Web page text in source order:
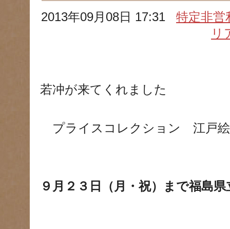
2013年09月08日 17:31特定非
リ
若冲が来てくれました
プライスコレクション 江戸絵
９月２３日（月・祝）まで福島